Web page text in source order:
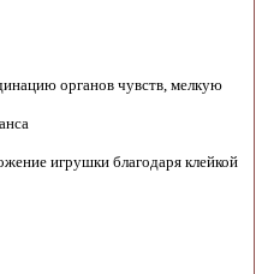
органов чувств, мелкую
игрушки благодаря клейкой